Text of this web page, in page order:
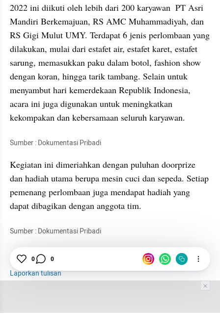
2022 ini diikuti oleh lebih dari 200 karyawan  PT Asri
Mandiri Berkemajuan, RS AMC Muhammadiyah, dan
RS Gigi Mulut UMY. Terdapat 6 jenis perlombaan yang
dilakukan, mulai dari estafet air, estafet karet, estafet
sarung, memasukkan paku dalam botol, fashion show
dengan koran, hingga tarik tambang. Selain untuk
menyambut hari kemerdekaan Republik Indonesia,
acara ini juga digunakan untuk meningkatkan
kekompakan dan kebersamaan seluruh karyawan.
Sumber : Dokumentasi Pribadi
Kegiatan ini dimeriahkan dengan puluhan doorprize
dan hadiah utama berupa mesin cuci dan sepeda. Setiap
pemenang perlombaan juga mendapat hadiah yang
dapat dibagikan dengan anggota tim.
Sumber : Dokumentasi Pribadi
17 Agustus
Laporkan tulisan
0 0